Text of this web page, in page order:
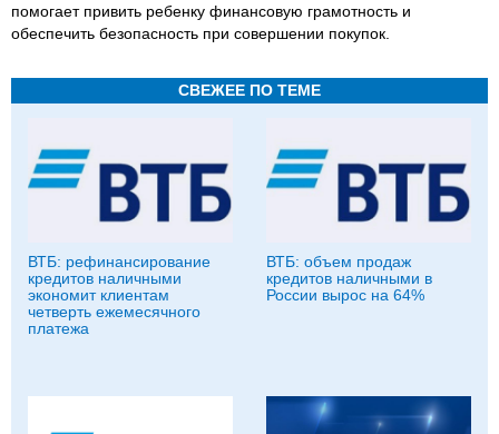
помогает привить ребенку финансовую грамотность и
обеспечить безопасность при совершении покупок.
СВЕЖЕЕ ПО ТЕМЕ
ВТБ: рефинансирование
кредитов наличными
экономит клиентам
четверть ежемесячного
платежа
ВТБ: объем продаж
кредитов наличными в
России вырос на 64%